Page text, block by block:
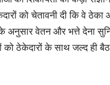
को चेतावनी दी कि वे ठेका
अनुसार वेतन और भत्ते देना
को ठेकेदारों के साथ जल्द